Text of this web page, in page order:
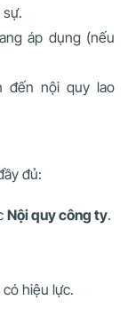
áp dụng (nếu
đến nội quy lao
đủ:
Nội quy công ty.
hiệu lực.